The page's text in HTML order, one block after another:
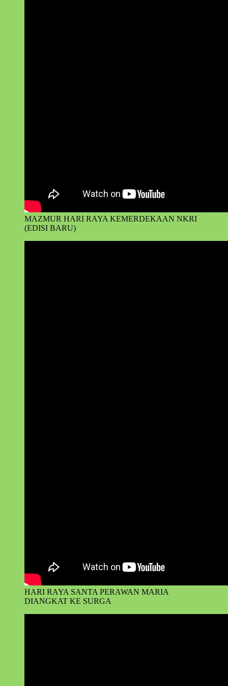
MAZMUR HARI RAYA KEMERDEKAAN NKRI
(EDISI BARU)
HARI RAYA SANTA PERAWAN MARIA
DIANGKAT KE SURGA